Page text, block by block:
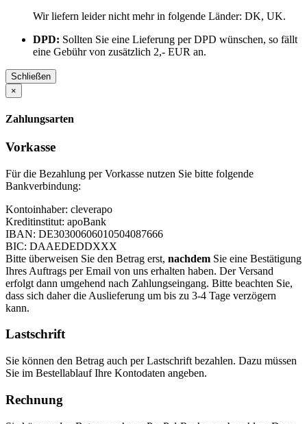
Wir liefern leider nicht mehr in folgende Länder: DK, UK.
DPD: Sollten Sie eine Lieferung per DPD wünschen, so fällt
eine Gebühr von zusätzlich 2,- EUR an.
Schließen
×
Zahlungsarten
Vorkasse
Für die Bezahlung per Vorkasse nutzen Sie bitte folgende
Bankverbindung:
Kontoinhaber: cleverapo
Kreditinstitut: apoBank
IBAN: DE30300606010504087666
BIC: DAAEDEDDXXX
Bitte überweisen Sie den Betrag erst, nachdem Sie eine Bestätigung
Ihres Auftrags per Email von uns erhalten haben. Der Versand
erfolgt dann umgehend nach Zahlungseingang. Bitte beachten Sie,
dass sich daher die Auslieferung um bis zu 3-4 Tage verzögern
kann.
Lastschrift
Sie können den Betrag auch per Lastschrift bezahlen. Dazu müssen
Sie im Bestellablauf Ihre Kontodaten angeben.
Rechnung